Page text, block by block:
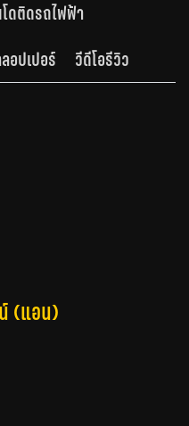
ดติดรถไฟฟ้า
อปเปอร์ วีดีโอรีวิว
(แอน)